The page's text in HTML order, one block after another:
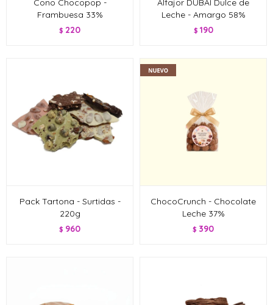
Cono Chocopop -
Frambuesa 33%
$ 220
Alfajor DUBAI Dulce de
Leche - Amargo 58%
$ 190
Pack Tartona - Surtidas -
220g
$ 960
ChocoCrunch - Chocolate
Leche 37%
$ 390